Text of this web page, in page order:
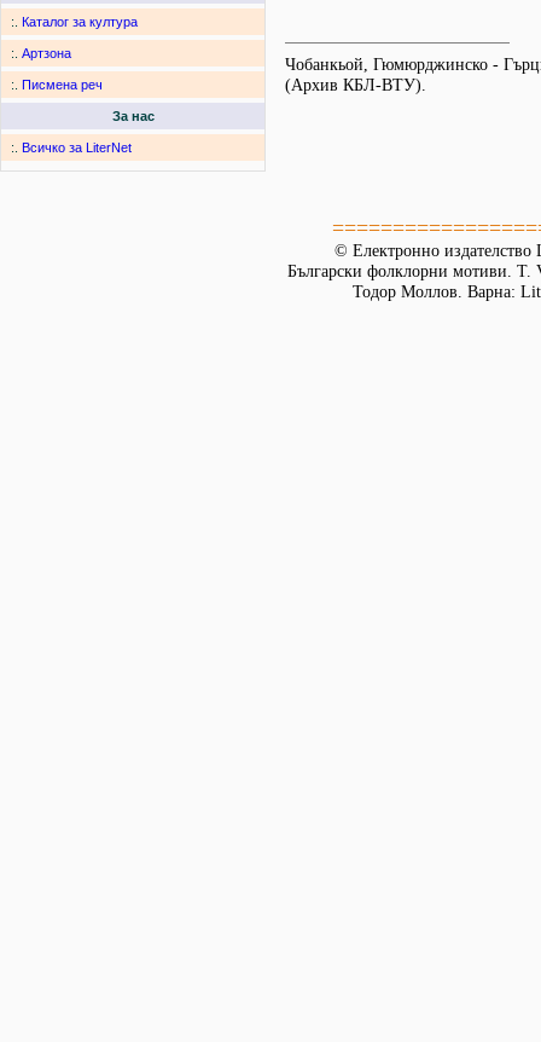
:. Каталог за култура
:. Артзона
:. Писмена реч
За нас
:. Всичко за LiterNet
Чобанкьой, Гюмюрджинско -
(Архив КБЛ-ВТУ).
© Електронно издателство
Български фолклорни мотиви.
Тодор Моллов. Варна: